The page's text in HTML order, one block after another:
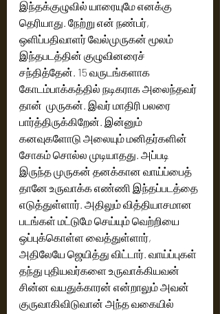
இந்தக்குழுவில் யாரையுமே எனக்கு
தெரியாது. நேற்று என் நண்பர்,
ஒளிப்பதிவாளர் வேல்முருகன் மூலம்
இந்தபடத்தின் குழுவினரைச்
சந்தித்தேன். 15 வருடங்களாக
கோடம்பாக்கத்தில் நடிகராக அலைந்தவர்
தான்  முருகன். இவர் மாதிரி பலரை
பார்த்திருக்கிறேன். இன்னும்
கனவுகளோடு அலையும் மனிதர்களின்
சோகம் சொல்ல முடியாதது. அப்படி
இருந்த முருகன் தனக்கான வாய்ப்பைத்
தானே உருவாக்க எண்ணி இந்தப்படத்தை
எடுத்துள்ளார். அதிலும் வித்தியாசமான
படங்கள் மட்டுமே செய்யும் வெற்றியை
ஒப்புக்கொள்ள வைத்துள்ளார்,
அதிலேயே ஜெயித்து விட்டார். வாய்ப்புகள்
தந்து புதியவர்களை உருவாக்கியவன்
சின்ன வயதுக்காரன் என்றாலும் அவன்
குருவாகிவிடுவான் அந்த வகையில்